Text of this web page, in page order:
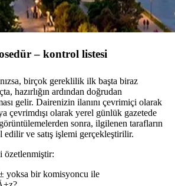
– kontrol listesi
birçok gereklilik ilk başta biraz
hazırlığın ardından doğrudan
gelir. Dairenizin ilanını çevrimiçi olarak
çevrimdışı olarak yerel günlük gazetede
sonra, ilgilenen tarafların
edilir ve satış işlemi gerçekleştirilir.
özetlenmiştir:
yoksa bir komisyoncu ile